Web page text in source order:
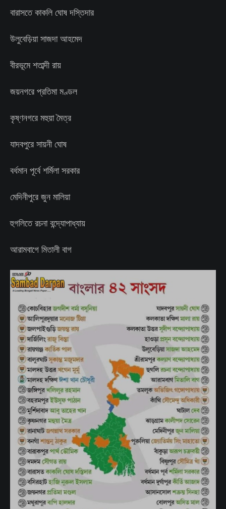
বারাসতে কাকলি ঘোষ দস্তিদার
উলুবেড়িয়া সাজদা আহমেদ
বীরভূমে শতাব্দী রায়
জয়নগরে প্রতিমা মণ্ডল
কৃষ্ণনগরে মহুয়া মৈত্র
যাদবপুরে সায়নী ঘোষ
বর্ধমান পূর্বে শর্মিলা সরকার
মেদিনীপুরে জুন মালিয়া
হুগলিতে রচনা বন্দ্যোপাধ্যায়
আরামবাগে মিতালী বাগ